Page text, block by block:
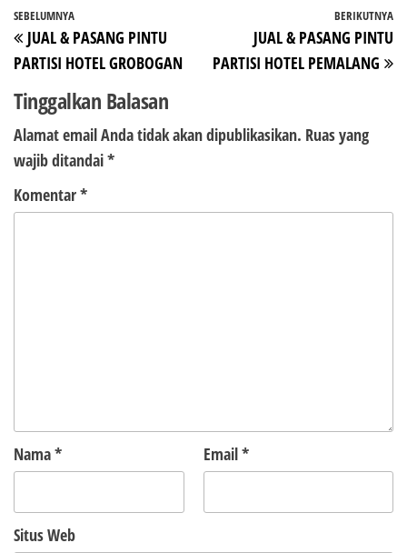
Navigasi
pos
Pos
Sebelumnya
SEBELUMNYA
JUAL & PASANG PINTU
PARTISI HOTEL GROBOGAN
BERIKUTNYA
JUAL & PASANG PINTU
PARTISI HOTEL PEMALANG
Tinggalkan Balasan
Alamat email Anda tidak akan dipublikasikan. Ruas yang
wajib ditandai*
Komentar*
Nama* Email*
Situs Web